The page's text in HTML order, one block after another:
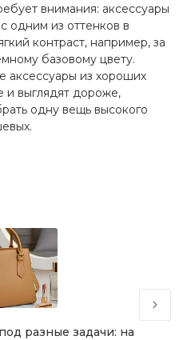
внимания: аксессуары
одним из оттенков в
контраст, например, за
базовому цвету.
аксессуары из хороших
и выглядят дороже,
одну вещь высокого
разные задачи: на